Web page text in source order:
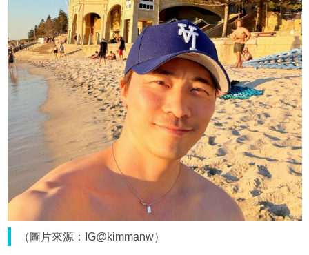
（圖片來源：IG@kimmanw）